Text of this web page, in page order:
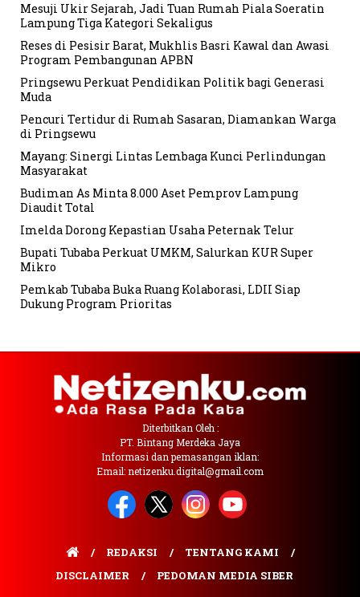
Mesuji Ukir Sejarah, Jadi Tuan Rumah Piala Soeratin
Lampung Tiga Kategori Sekaligus
Reses di Pesisir Barat, Mukhlis Basri Kawal dan Awasi
Program Pembangunan APBN
Pringsewu Perkuat Pendidikan Politik bagi Generasi
Muda
Pencuri Tertidur di Rumah Sasaran, Diamankan Warga
di Pringsewu
Mayang: Sinergi Lintas Lembaga Kunci Perlindungan
Masyarakat
Budiman As Minta 8.000 Aset Pemprov Lampung
Diaudit Total
Imelda Dorong Kepastian Usaha Peternak Telur
Bupati Tubaba Perkuat UMKM, Salurkan KUR Super
Mikro
Pemkab Tubaba Buka Ruang Kolaborasi, LDII Siap
Dukung Program Prioritas
Diterbitkan Oleh :
PT. Bintang Merdeka Jaya
Informasi dan pemasangan iklan:
Email: netizenku.digital@gmail.com
REDAKSI
TENTANG KAMI
DISCLAIMER
PEDOMAN MEDIA SIBER